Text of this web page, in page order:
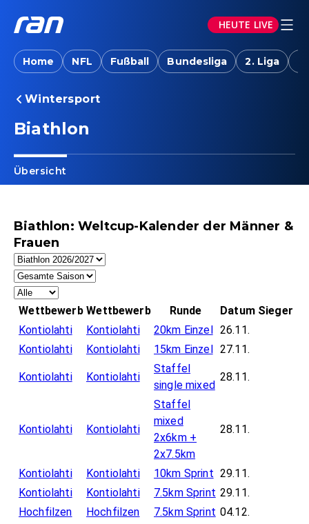
HEUTE LIVE
Home NFL Fußball Bundesliga 2. Liga
Wintersport
Biathlon
Übersicht
Biathlon: Weltcup-Kalender der Männer &
Frauen
Wettbewerb Wettbewerb Runde Datum Sieger
Kontiolahti
Kontiolahti 20km Einzel
26.11.
Kontiolahti
Kontiolahti 15km Einzel 27.11.
Kontiolahti Kontiolahti
Staffel
single mixed
28.11.
Kontiolahti Kontiolahti
Staffel
mixed
2x6km +
2x7.5km
28.11.
Kontiolahti Kontiolahti 10km Sprint 29.11.
Kontiolahti
Kontiolahti 7.5km Sprint 29.11.
Hochfilzen
Hochfilzen 7.5km Sprint 04.12.